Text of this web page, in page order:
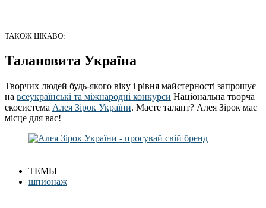
ТАКОЖ ЦІКАВО:
Талановита Україна
Творчих людей будь-якого віку і рівня майстерності запрошує
на всеукраїнські та міжнародні конкурси Національна творча
екосистема Алея Зірок України. Маєте талант? Алея Зірок має
місце для вас!
ТЕМЫ
шпионаж